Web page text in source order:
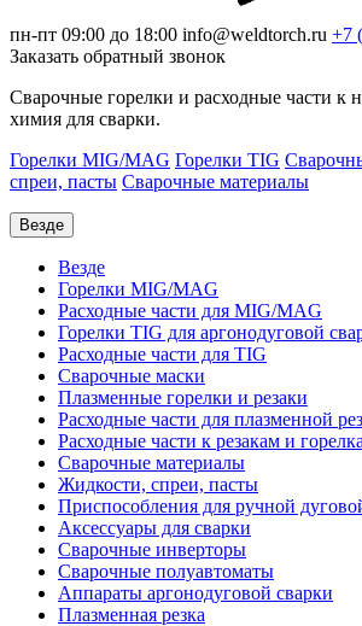
пн-пт 09:00 до 18:00 info@weldtorch.ru +7
Заказать обратный звонок
Сварочные горелки и расходные части к
химия для сварки.
Горелки MIG/MAG Горелки TIG
спреи, пасты Сварочные материалы
Везде
Везде
Горелки MIG/MAG
Расходные части для MIG/MAG
Горелки TIG для аргонодуговой
Расходные части для TIG
Сварочные маски
Плазменные горелки и резаки
Расходные части для плазменной
Расходные части к резакам и
Сварочные материалы
Жидкости, спреи, пасты
Приспособления для ручной
Аксессуары для сварки
Сварочные инверторы
Сварочные полуавтоматы
Аппараты аргонодуговой сварки
Плазменная резка